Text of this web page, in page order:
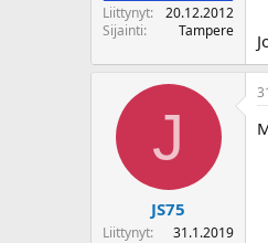
Liittynyt
20.12.2012
Sijainti
Tampere
J
JS75
Liittynyt 31.1.2019